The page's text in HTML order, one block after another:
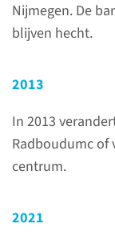
Nijmegen. De
blijven hecht.
2013
In 2013
Radboudumc of
centrum.
2021